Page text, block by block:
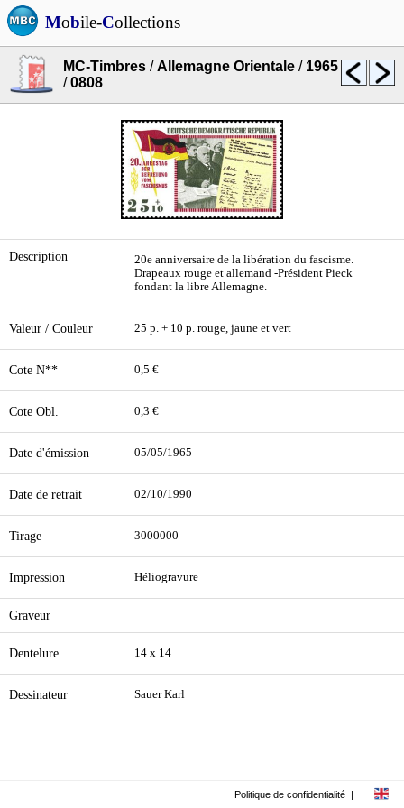
Mobile-Collections
MC-Timbres /Allemagne Orientale / 1965
/0808
Description
20e anniversaire de la libération du fascisme.
Drapeaux rouge et allemand -Président Pieck
fondant la libre Allemagne.
Valeur / Couleur 25 p. + 10 p. rouge, jaune et vert
Cote N** 0,5 €
Cote Obl. 0,3 €
Date d'émission 05/05/1965
Date de retrait 02/10/1990
Tirage 3000000
Impression Héliogravure
Graveur
Dentelure 14 x 14
Dessinateur Sauer Karl
Politique de confidentialité |